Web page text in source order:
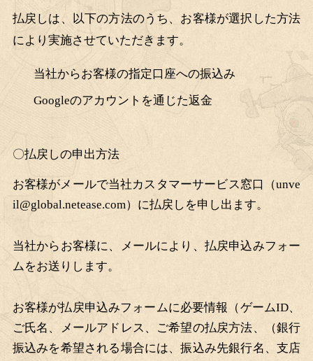
払戻しは、以下の方法のうち、お客様が選択した方法
により実施させていただきます。
当社からお客様の指定口座への振込み
Googleのアカウントを通じた返金
〇払戻しの申出方法
お客様がメールで当社カスタマーサービス窓口（unve
il@global.netease.com）に払戻しを申し出ます。
当社からお客様に、メールにより、払戻申込みフォー
ムをお送りします。
お客様が払戻申込みフォームに必要情報（ゲームID、
ご氏名、メールアドレス、ご希望の払戻方法、（銀行
振込みを希望される場合には、振込み先銀行名、支店